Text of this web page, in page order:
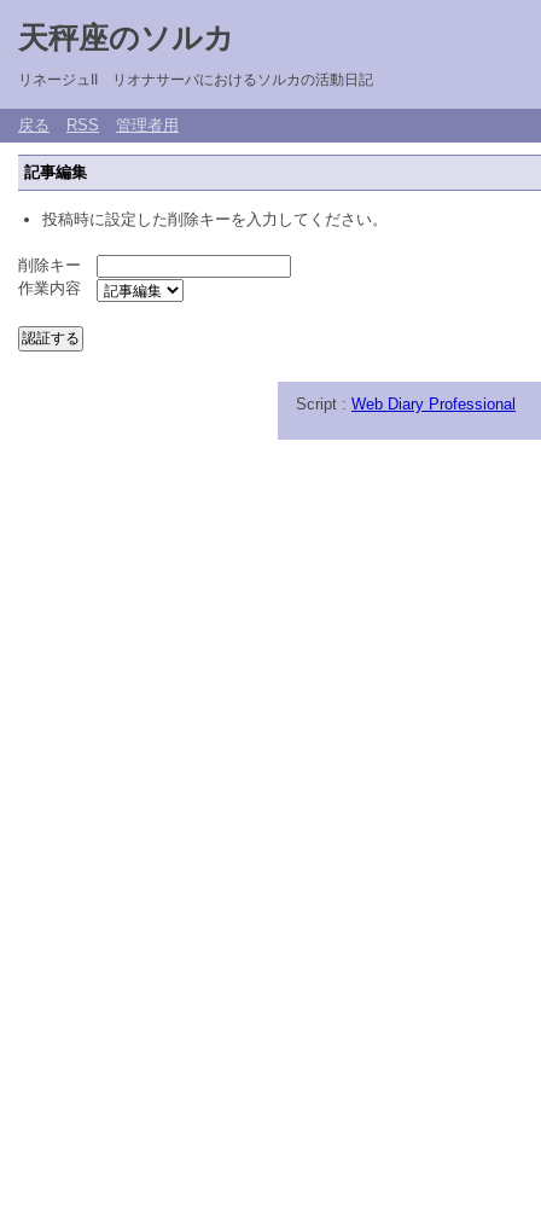
天秤座のソルカ
リネージュII リオナサーバにおけるソルカの活動日記
戻る RSS 管理者用
記事編集
投稿時に設定した削除キーを入力してください。
削除キー
作業内容
Script : Web Diary Professional